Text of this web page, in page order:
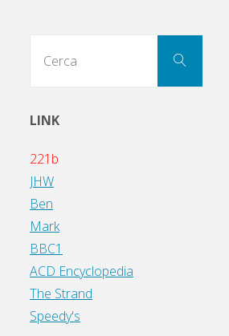
Cerca
LINK
221b
JHW
Ben
Mark
BBC1
ACD Encyclopedia
The Strand
Speedy's